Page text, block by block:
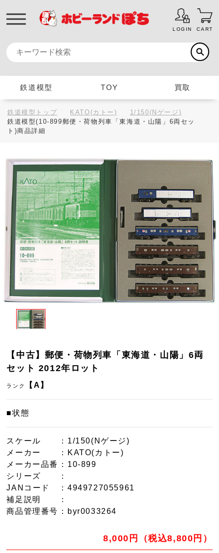
LOGIN CART
鉄道模型 TOY 買取
鉄道模型トップ KATO(カトー)
1/150(Nゲージ)
鉄道模型(10-899郵便・荷物列車「東海道・山陽」6両セッ
ト)商品詳細
【中古】郵便・荷物列車「東海道・山陽」6両
セット 2012年ロット
ランク 【A】
■状態
スケール
：1/150(Nゲージ)
メーカー
：KATO(カトー)
メーカー品番
：10-899
シリーズ
：
JANコード
：4949727055961
補足説明
：
商品管理番号 ：byr0033264
8,000円（税込8,800円）